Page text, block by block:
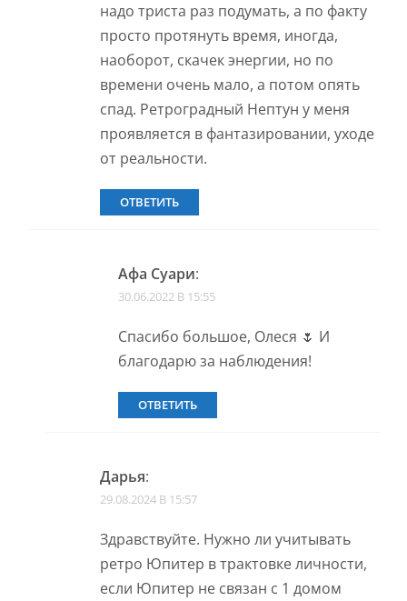
надо триста раз подумать, а по факту
просто протянуть время, иногда,
наоборот, скачек энергии, но по
времени очень мало, а потом опять
спад. Ретроградный Нептун у меня
проявляется в фантазировании, уходе
от реальности.
ОТВЕТИТЬ
Афа Суари:
30.06.2022 В 15:55
Спасибо большое, Олеся 🌷 И
благодарю за наблюдения!
ОТВЕТИТЬ
Дарья:
29.08.2024 В 15:57
Здравствуйте. Нужно ли учитывать
ретро Юпитер в трактовке личности,
если Юпитер не связан с 1 домом